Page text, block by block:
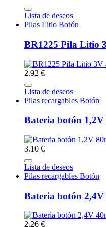
Lista de deseos
Pilas Litio Botón
BR1225 Pila Litio
2.92 €
Lista de deseos
Pilas recargables Botón
Bateria botón
3.10 €
Lista de deseos
Pilas recargables Botón
Bateria botón
2.26 €